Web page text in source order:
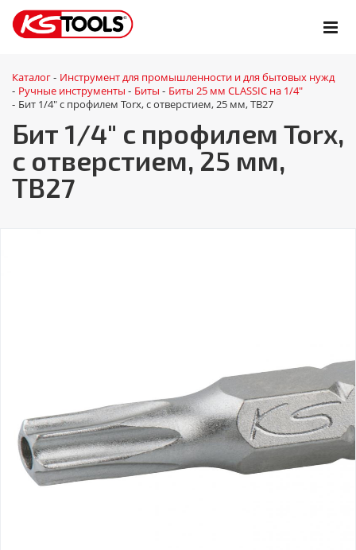
Каталог - Инструмент для промышленности и для бытовых нужд
- Ручные инструменты - Биты - Биты 25 мм CLASSIC на 1/4"
- Бит 1/4" с профилем Torx, с отверстием, 25 мм, ТВ27
Бит 1/4" с профилем Torx,
с отверстием, 25 мм,
ТВ27